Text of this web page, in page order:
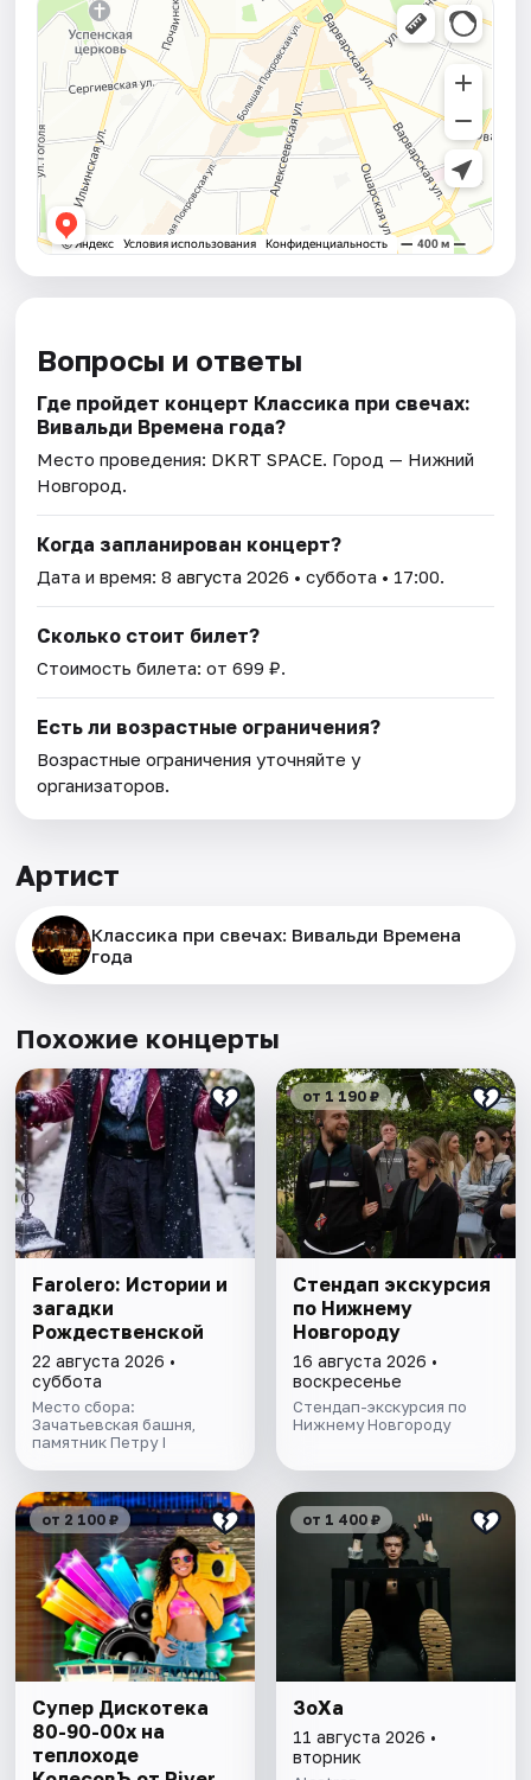
Вопросы и ответы
Где пройдет концерт Классика при свечах:
Вивальди Времена года?
Место проведения: DKRT SPACE. Город — Нижний
Новгород.
Когда запланирован концерт?
Дата и время:8 августа 2026 • суббота • 17:00.
Сколько стоит билет?
Стоимость билета: от 699 ₽.
Есть ли возрастные ограничения?
Возрастные ограничения уточняйте у
организаторов.
Артист
Классика при свечах: Вивальди Времена
года
Похожие концерты
Farolero: Истории и
загадки
Рождественской
22 августа 2026 •
суббота
Место сбора:
Зачатьевская башня,
памятник Петру I
от 1 190 ₽
Стендап экскурсия
по Нижнему
Новгороду
16 августа 2026 •
воскресенье
Стендап-экскурсия по
Нижнему Новгороду
от 2 100 ₽
Супер Дискотека
80-90-00х на
теплоходе
от 1 400 ₽
ЗоХа
11 августа 2026 •
вторник